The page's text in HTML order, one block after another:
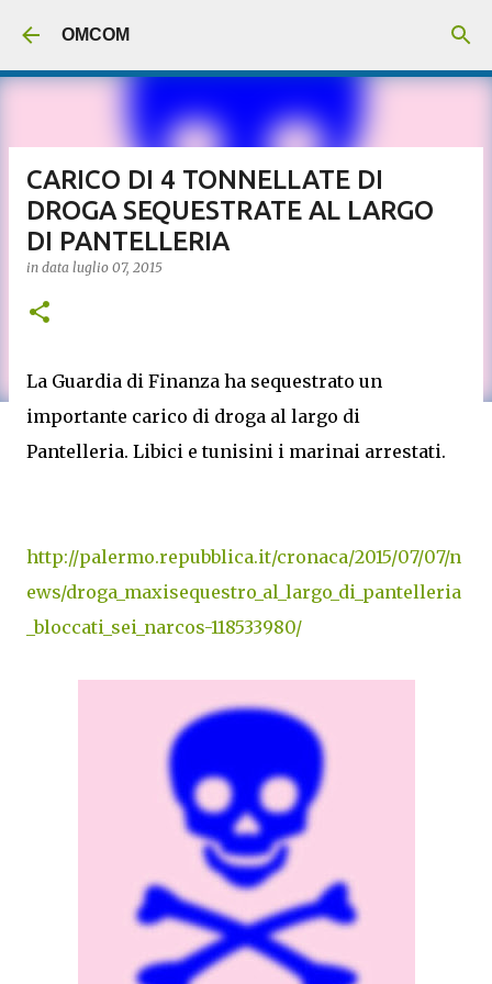
OMCOM
CARICO DI 4 TONNELLATE DI
DROGA SEQUESTRATE AL LARGO
DI PANTELLERIA
in data luglio 07, 2015
La Guardia di Finanza ha sequestrato un
importante carico di droga al largo di
Pantelleria. Libici e tunisini i marinai arrestati.
http://palermo.repubblica.it/cronaca/2015/07/07/n
ews/droga_maxisequestro_al_largo_di_pantelleria
_bloccati_sei_narcos-118533980/